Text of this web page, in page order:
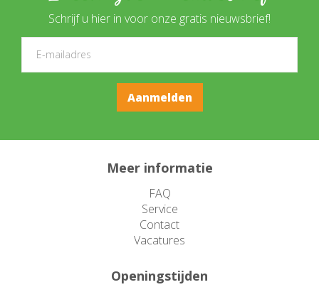
Schrijf u hier in voor onze gratis nieuwsbrief!
Meer informatie
FAQ
Service
Contact
Vacatures
Openingstijden